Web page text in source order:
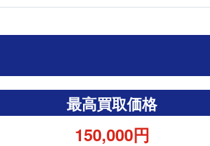
最高買取価格
150,000円